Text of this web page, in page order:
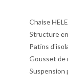
Chaise
Structure
Patins
Gousset de
Suspension